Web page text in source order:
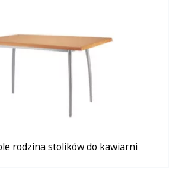
rodzina stolików do kawiarni